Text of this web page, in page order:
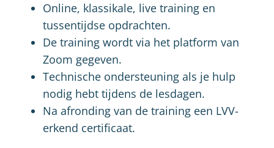
Online, klassikale, live training en
tussentijdse opdrachten.
De training wordt via het platform van
Zoom gegeven.
Technische ondersteuning als je hulp
nodig hebt tijdens de lesdagen.
Na afronding van de training een LVV-
erkend certificaat.